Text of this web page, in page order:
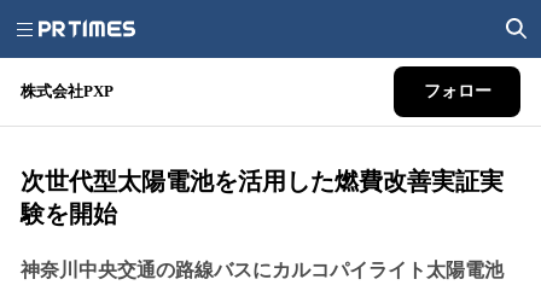
株式会社PXP フォロー
次世代型太陽電池を活用した燃費改善実証実
験を開始
神奈川中央交通の路線バスにカルコパイライト太陽電池